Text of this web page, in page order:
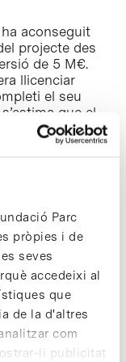
Parc
pròpies i de
seves
accedeixi al
que
de la d'altres
com
li publicitat
aconseguit
projecte des
de 5 M€.
llicenciar
el seu
que el
els 500
a assaigs
a partir de
la Facultat de
que va
per al
L’any 2003, la
Centre de
Campàs a
de la patent